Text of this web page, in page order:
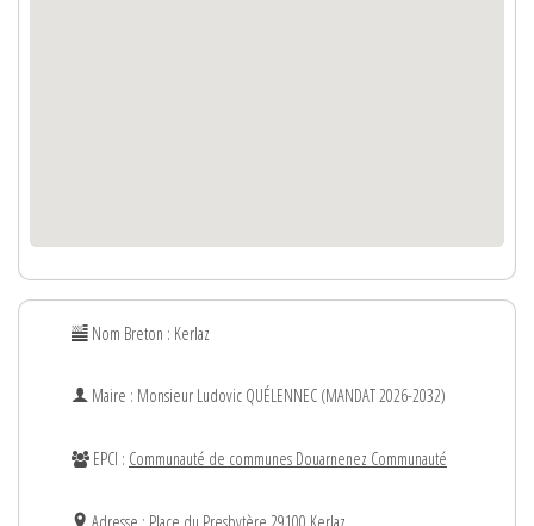
Nom Breton : Kerlaz
Maire : Monsieur Ludovic QUÉLENNEC (MANDAT 2026-2032)
EPCI : Communauté de communes Douarnenez Communauté